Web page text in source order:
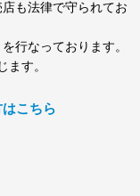
も法律で守られてお
行なっております。
ます。
こちら